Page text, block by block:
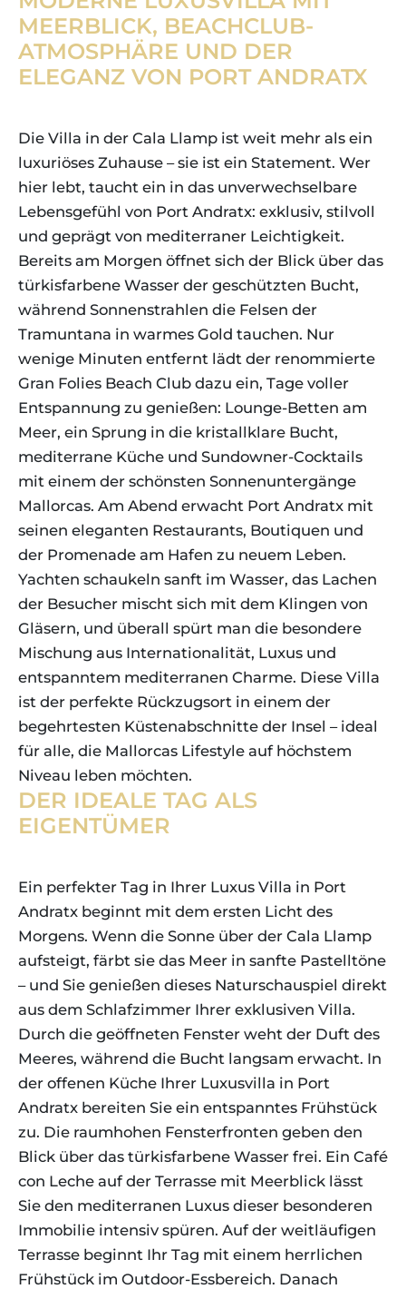
MEERBLICK, BEACHCLUB-
ATMOSPHÄRE UND DER
ELEGANZ VON PORT ANDRATX
Die Villa in der Cala Llamp ist weit mehr als ein
luxuriöses Zuhause – sie ist ein Statement. Wer
hier lebt, taucht ein in das unverwechselbare
Lebensgefühl von Port Andratx: exklusiv, stilvoll
und geprägt von mediterraner Leichtigkeit.
Bereits am Morgen öffnet sich der Blick über das
türkisfarbene Wasser der geschützten Bucht,
während Sonnenstrahlen die Felsen der
Tramuntana in warmes Gold tauchen. Nur
wenige Minuten entfernt lädt der renommierte
Gran Folies Beach Club dazu ein, Tage voller
Entspannung zu genießen: Lounge-Betten am
Meer, ein Sprung in die kristallklare Bucht,
mediterrane Küche und Sundowner-Cocktails
mit einem der schönsten Sonnenuntergänge
Mallorcas. Am Abend erwacht Port Andratx mit
seinen eleganten Restaurants, Boutiquen und
der Promenade am Hafen zu neuem Leben.
Yachten schaukeln sanft im Wasser, das Lachen
der Besucher mischt sich mit dem Klingen von
Gläsern, und überall spürt man die besondere
Mischung aus Internationalität, Luxus und
entspanntem mediterranen Charme. Diese Villa
ist der perfekte Rückzugsort in einem der
begehrtesten Küstenabschnitte der Insel – ideal
für alle, die Mallorcas Lifestyle auf höchstem
Niveau leben möchten.
DER IDEALE TAG ALS
EIGENTÜMER
Ein perfekter Tag in Ihrer Luxus Villa in Port
Andratx beginnt mit dem ersten Licht des
Morgens. Wenn die Sonne über der Cala Llamp
aufsteigt, färbt sie das Meer in sanfte Pastelltöne
– und Sie genießen dieses Naturschauspiel direkt
aus dem Schlafzimmer Ihrer exklusiven Villa.
Durch die geöffneten Fenster weht der Duft des
Meeres, während die Bucht langsam erwacht. In
der offenen Küche Ihrer Luxusvilla in Port
Andratx bereiten Sie ein entspanntes Frühstück
zu. Die raumhohen Fensterfronten geben den
Blick über das türkisfarbene Wasser frei. Ein Café
con Leche auf der Terrasse mit Meerblick lässt
Sie den mediterranen Luxus dieser besonderen
Immobilie intensiv spüren. Auf der weitläufigen
Terrasse beginnt Ihr Tag mit einem herrlichen
Frühstück im Outdoor-Essbereich. Danach